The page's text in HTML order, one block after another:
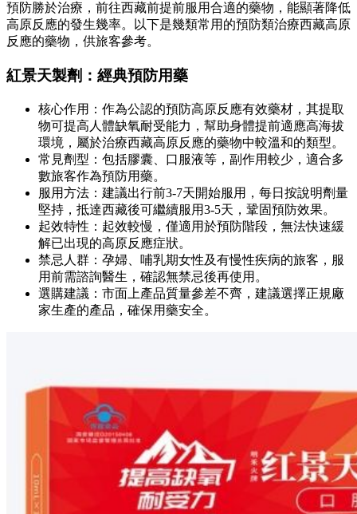
預防勝於治療，前往西藏前提前服用合適的藥物，能顯著降低
高原反應的發生幾率。以下是幾類常用的預防類治療西藏高原
反應的藥物，供旅客參考。
紅景天製劑：經典預防用藥
核心作用：作為公認的預防高原反應有效藥材，其提取
物可提高人體缺氧耐受能力，幫助身體提前適應高海拔
環境，屬於治療西藏高原反應的藥物中較溫和的類型。
常見劑型：包括膠囊、口服液等，副作用較少，適合多
數旅客作為預防用藥。
服用方法：建議出行前3-7天開始服用，每日按說明劑量
堅持，抵達西藏後可繼續服用3-5天，鞏固預防效果。
起效特性：起效較慢，僅適用於預防階段，無法快速緩
解已出現的高原反應症狀。
禁忌人群：孕婦、哺乳期女性及有慢性疾病的旅客，服
用前需諮詢醫生，確認無禁忌後再使用。
選購建議：市面上產品質量參差不齊，建議選擇正規廠
家生產的產品，確保用藥安全。